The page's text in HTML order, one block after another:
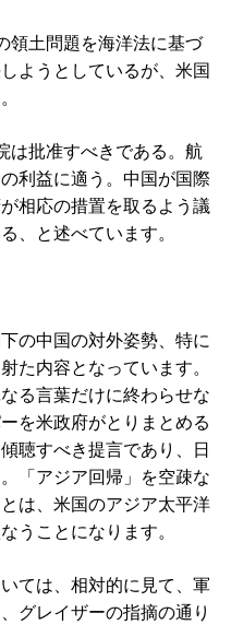
土問題を海洋法に基づ
ようとしているが、米国
批准すべきである。航
利益に適う。中国が国際
相応の措置を取るよう議
、と述べています。
の中国の対外姿勢、特に
た内容となっています。
る言葉だけに終わらせな
を米政府がとりまとめる
聴すべき提言であり、日
「アジア回帰」を空疎な
は、米国のアジア太平洋
うことになります。
ては、相対的に見て、軍
グレイザーの指摘の通り